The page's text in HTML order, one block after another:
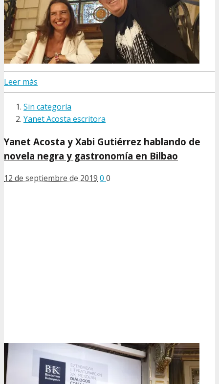
Leer más
Sin categoría
Yanet Acosta escritora
Yanet Acosta y Xabi Gutiérrez hablando de
novela negra y gastronomía en Bilbao
12 de septiembre de 2019 0 0